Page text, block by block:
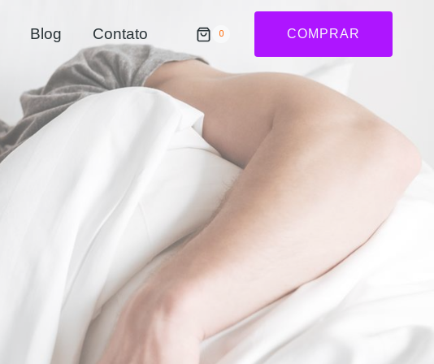
Blog Contato 0 COMPRAR